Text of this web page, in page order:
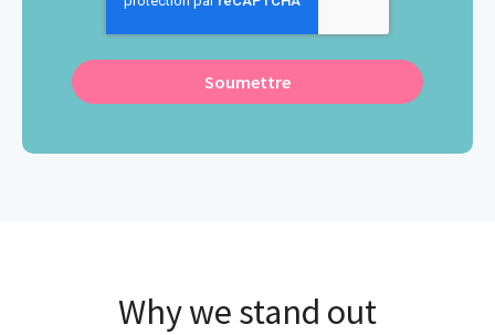
Why we stand out